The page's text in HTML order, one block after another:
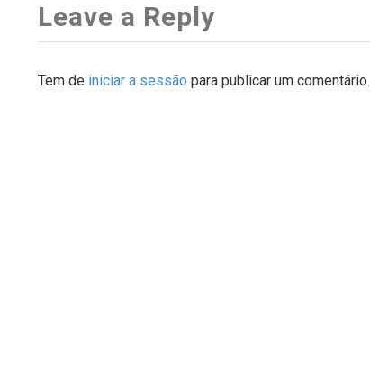
Leave a Reply
Tem de iniciar a sessão para publicar um comentário.